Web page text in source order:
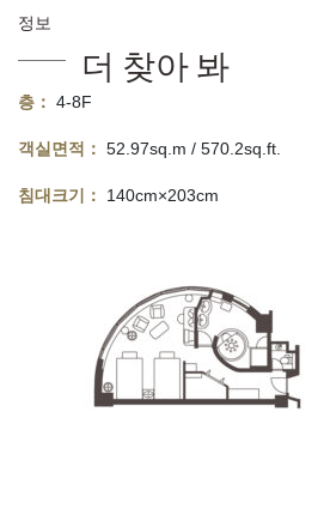
정보
더 찾아 봐
층： 4-8F
객실면적： 52.97sq.m / 570.2sq.ft.
침대크기： 140cm×203cm